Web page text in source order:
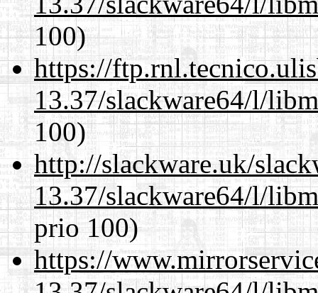
100)
https://
13.37/slackware64/l/
100)
http://slackware.uk/
13.37/slackware64/l/
prio 100)
https://